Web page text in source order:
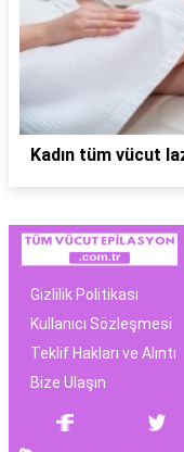
Kadın tüm vücut
Gizlilik Politikası
Kullanıcı Sözleşmesi
Teklif Hakları ve Alıntı
Bize Ulaşın